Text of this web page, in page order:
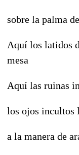
sobre la palma
Aquí los latidos
mesa
Aquí las ruinas
los ojos incultos
a la manera de